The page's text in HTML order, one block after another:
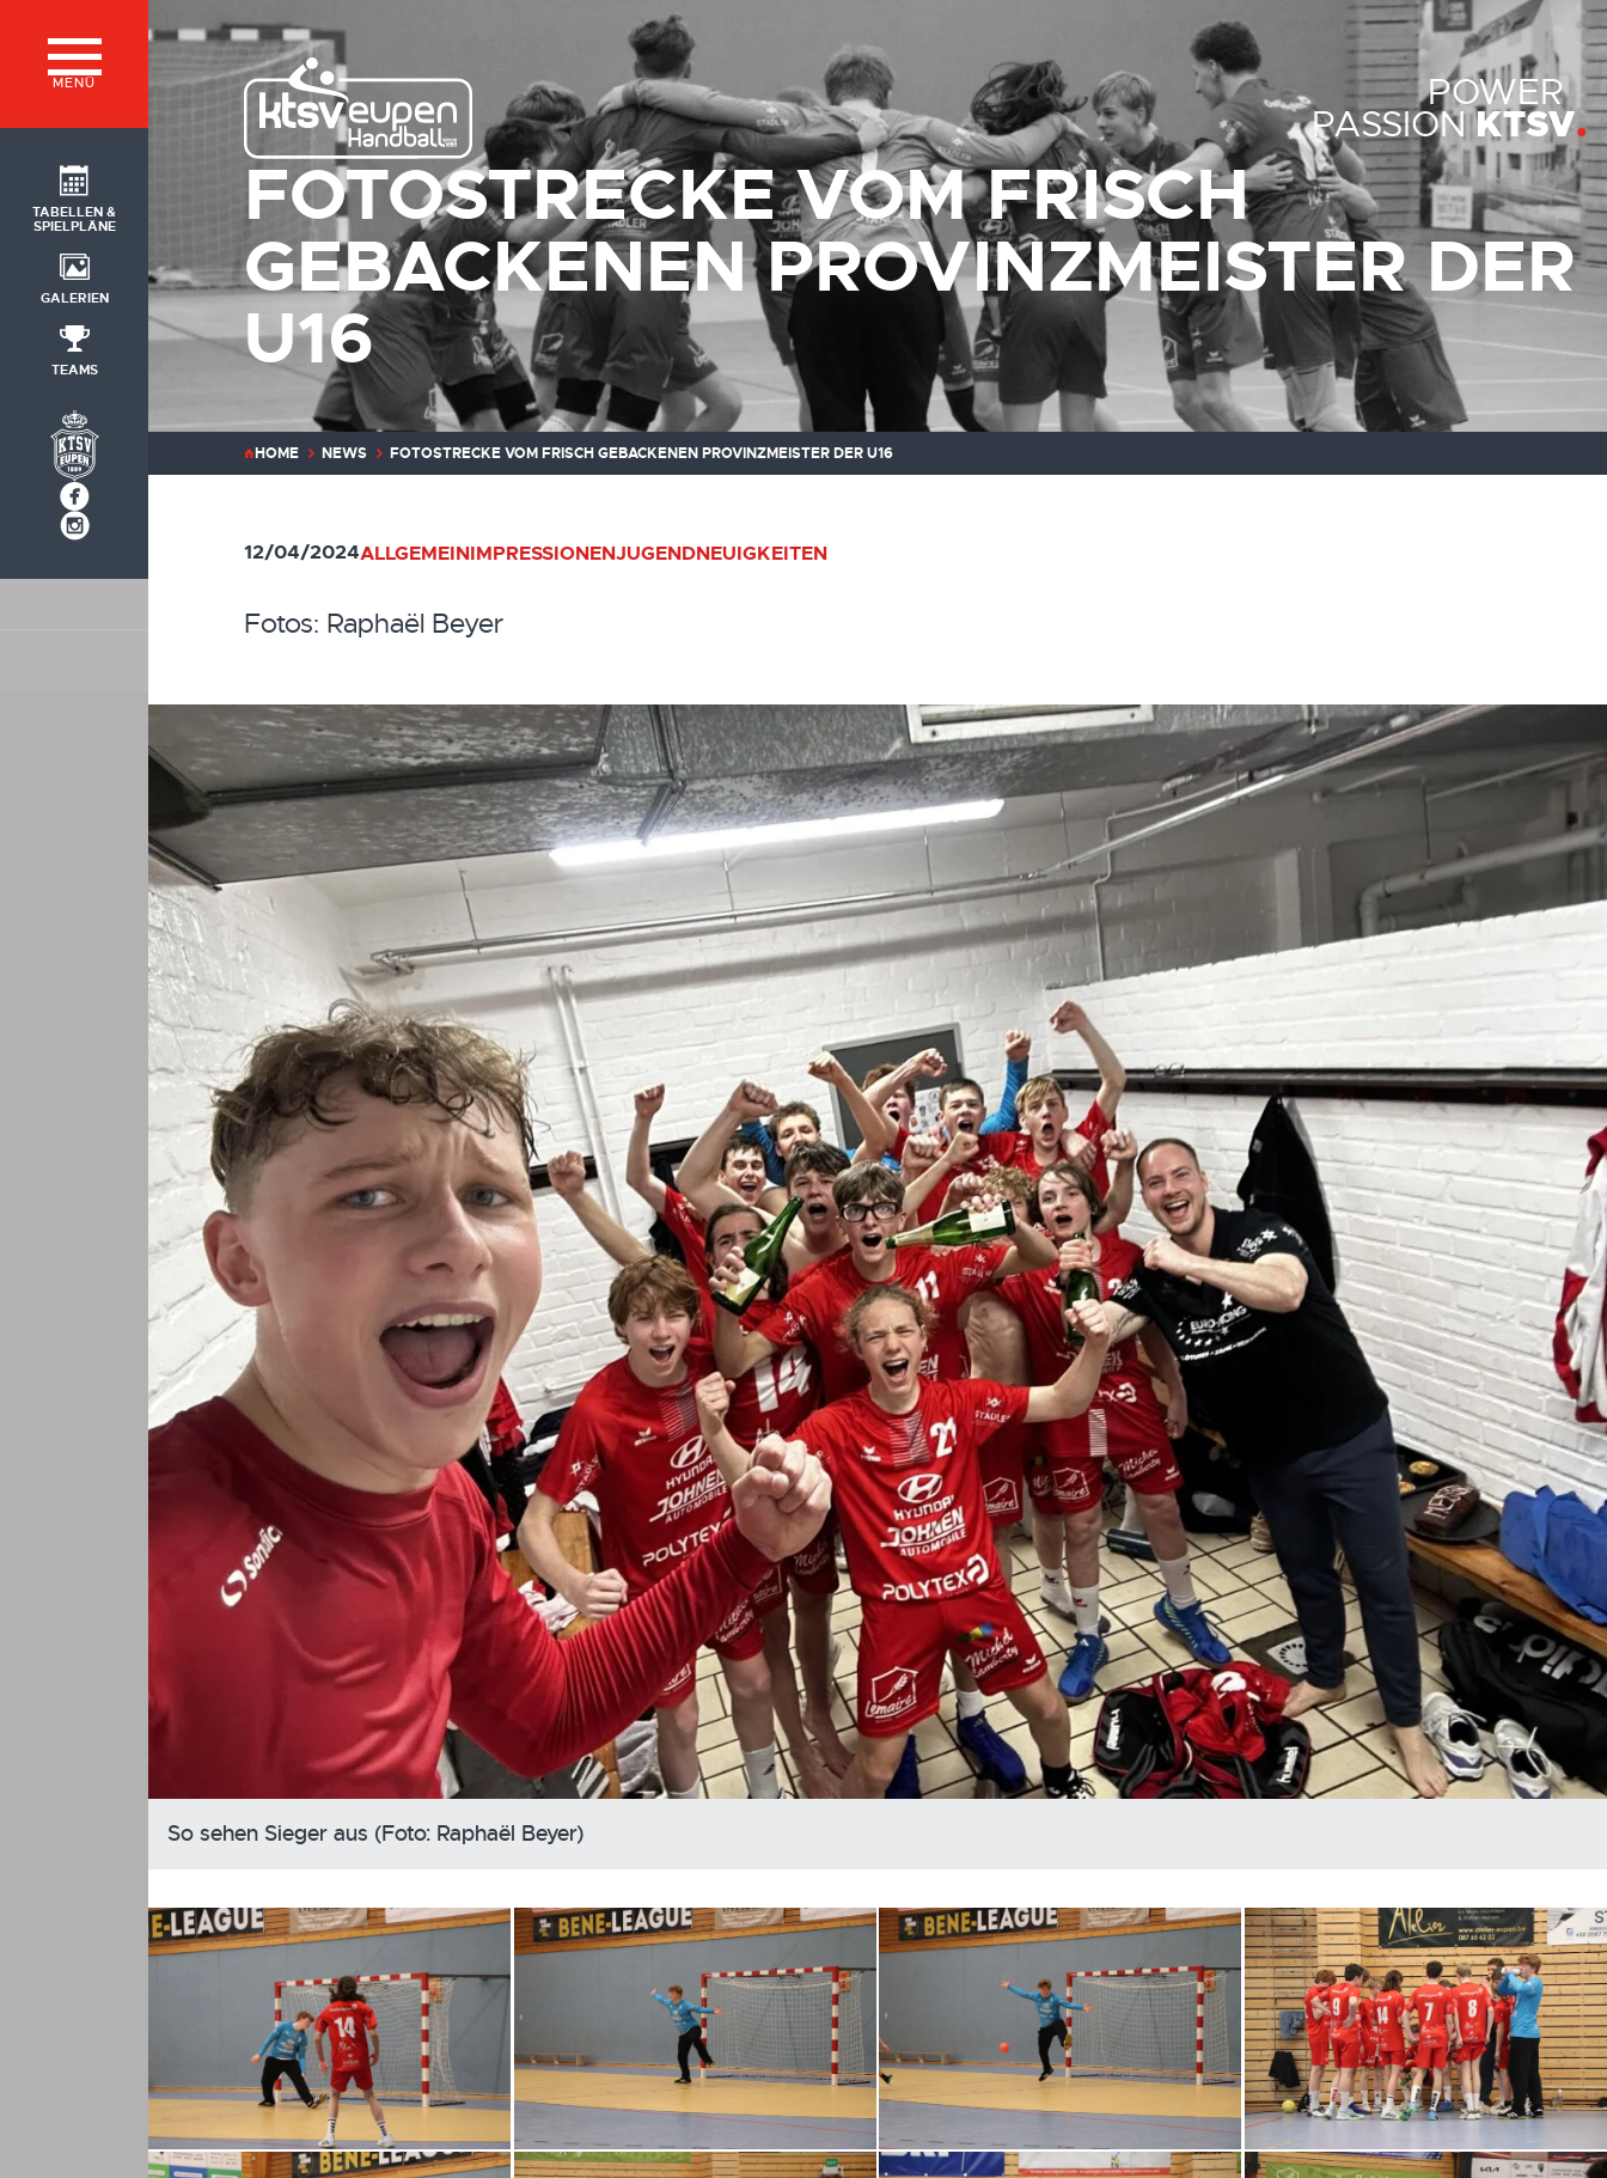
MENÜ
TABELLEN &
SPIELPLÄNE
GALERIEN
TEAMS
POWER
PASSIONKTSV
FOTOSTRECKE VOM FRISCH
GEBACKENEN PROVINZMEISTER DER
U16
HOME NEWS FOTOSTRECKE VOM FRISCH GEBACKENEN PROVINZMEISTER DER U16
12/04/2024ALLGEMEINIMPRESSIONENJUGENDNEUIGKEITEN
Fotos: Raphaël Beyer
So sehen Sieger aus (Foto: Raphaël Beyer)